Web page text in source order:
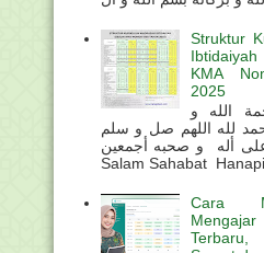
Struktur
KMA
2025
الله و
لله اللهم صل و سلم
أله و صحبه أجمعين
Salam Sahabat
Cara
Terbaru,